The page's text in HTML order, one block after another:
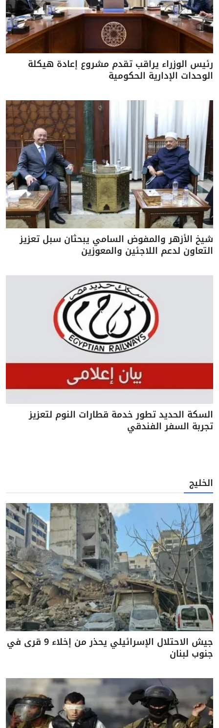
رئيس الوزراء يراقب تقدم مشروع إعادة هيكلة
الوحدات الإدارية الحكومية
شيخ الأزهر والمفوض السامي يبحثان سبل تعزيز
التعاون لدعم اللاجئين والمعوزين
السكة الحديد تطور خدمة قطارات النوم لتعزيز
تجربة السفر الفندقي
الخليج
جيش الاحتلال الإسرائيلي يحذر من إخلاء 9 قرى في
جنوب لبنان